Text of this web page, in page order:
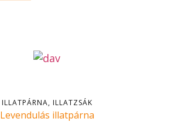
ILLATPÁRNA, ILLATZSÁK
Levendulás illatpárna